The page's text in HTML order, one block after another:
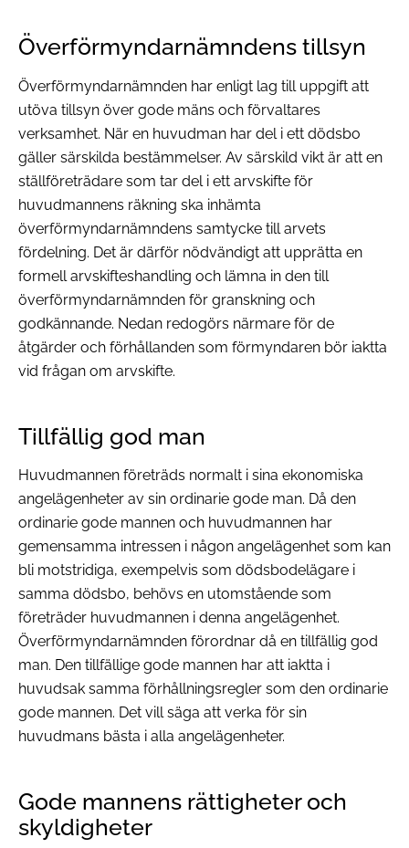
Överförmyndarnämndens tillsyn
Överförmyndarnämnden har enligt lag till uppgift att
utöva tillsyn över gode mäns och förvaltares
verksamhet. När en huvudman har del i ett dödsbo
gäller särskilda bestämmelser. Av särskild vikt är att en
ställföreträdare som tar del i ett arvskifte för
huvudmannens räkning ska inhämta
överförmyndarnämndens samtycke till arvets
fördelning. Det är därför nödvändigt att upprätta en
formell arvskifteshandling och lämna in den till
överförmyndarnämnden för granskning och
godkännande. Nedan redogörs närmare för de
åtgärder och förhållanden som förmyndaren bör iaktta
vid frågan om arvskifte.
Tillfällig god man
Huvudmannen företräds normalt i sina ekonomiska
angelägenheter av sin ordinarie gode man. Då den
ordinarie gode mannen och huvudmannen har
gemensamma intressen i någon angelägenhet som kan
bli motstridiga, exempelvis som dödsbodelägare i
samma dödsbo, behövs en utomstående som
företräder huvudmannen i denna angelägenhet.
Överförmyndarnämnden förordnar då en tillfällig god
man. Den tillfällige gode mannen har att iaktta i
huvudsak samma förhållningsregler som den ordinarie
gode mannen. Det vill säga att verka för sin
huvudmans bästa i alla angelägenheter.
Gode mannens rättigheter och
skyldigheter